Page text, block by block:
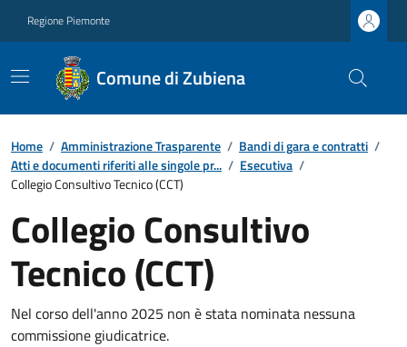
Regione Piemonte
Comune di Zubiena
Home / Amministrazione Trasparente / Bandi di gara e contratti /
Atti e documenti riferiti alle singole pr... / Esecutiva /
Collegio Consultivo Tecnico (CCT)
Collegio Consultivo
Tecnico (CCT)
Nel corso dell'anno 2025 non è stata nominata nessuna
commissione giudicatrice.